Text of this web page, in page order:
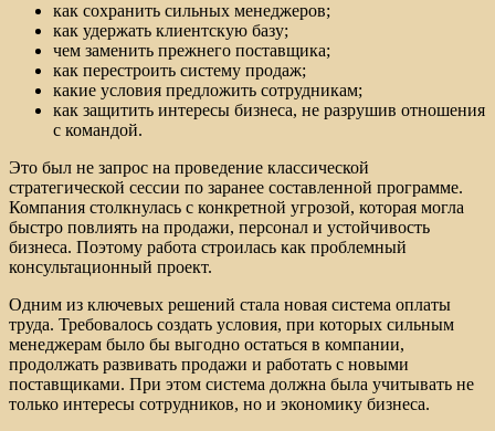
как сохранить сильных менеджеров;
как удержать клиентскую базу;
чем заменить прежнего поставщика;
как перестроить систему продаж;
какие условия предложить сотрудникам;
как защитить интересы бизнеса, не разрушив отношения
с командой.
Это был не запрос на проведение классической
стратегической сессии по заранее составленной программе.
Компания столкнулась с конкретной угрозой, которая могла
быстро повлиять на продажи, персонал и устойчивость
бизнеса. Поэтому работа строилась как проблемный
консультационный проект.
Одним из ключевых решений стала новая система оплаты
труда. Требовалось создать условия, при которых сильным
менеджерам было бы выгодно остаться в компании,
продолжать развивать продажи и работать с новыми
поставщиками. При этом система должна была учитывать не
только интересы сотрудников, но и экономику бизнеса.